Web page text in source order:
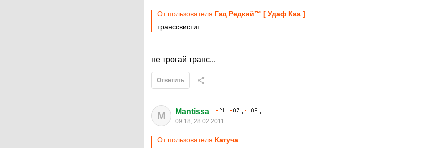
От пользователя Гaд Рeдкий™ [ Удaф Кaа ]
транссвистит
не трогай транс...
Ответить
M Mantissa
09:18, 28.02.2011
От пользователя Кaтуча